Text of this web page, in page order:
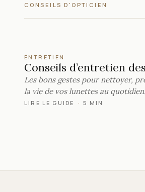
CONSEILS D'OPTICIEN
ENTRETIEN
Conseils d’entretien
Les bons gestes pour nettoyer,
la vie de vos lunettes au quotidien.
LIRE LE GUIDE · 5 MIN